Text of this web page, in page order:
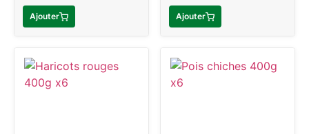
Ajouter Ajouter